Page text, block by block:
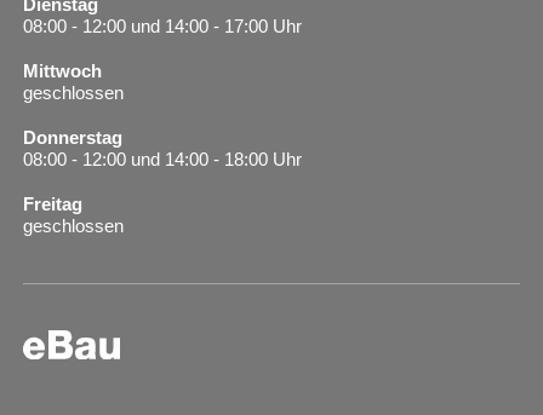
Dienstag
08:00 - 12:00 und 14:00 - 17:00 Uhr
Mittwoch
geschlossen
Donnerstag
08:00 - 12:00 und 14:00 - 18:00 Uhr
Freitag
geschlossen